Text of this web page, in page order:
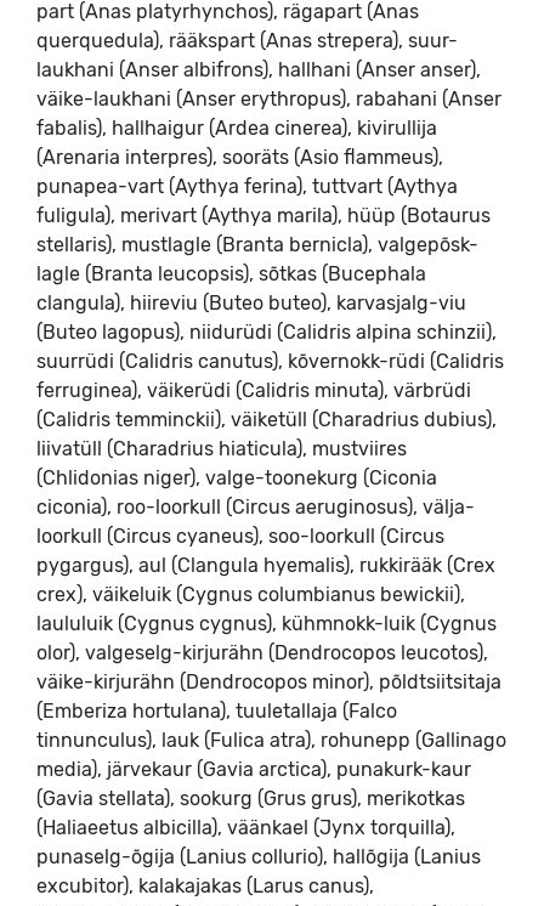
part (Anas platyrhynchos), rägapart (Anas
querquedula), rääkspart (Anas strepera), suur-
laukhani (Anser albifrons), hallhani (Anser anser),
väike-laukhani (Anser erythropus), rabahani (Anser
fabalis), hallhaigur (Ardea cinerea), kivirullija
(Arenaria interpres), sooräts (Asio flammeus),
punapea-vart (Aythya ferina), tuttvart (Aythya
fuligula), merivart (Aythya marila), hüüp (Botaurus
stellaris), mustlagle (Branta bernicla), valgepõsk-
lagle (Branta leucopsis), sõtkas (Bucephala
clangula), hiireviu (Buteo buteo), karvasjalg-viu
(Buteo lagopus), niidurüdi (Calidris alpina schinzii),
suurrüdi (Calidris canutus), kõvernokk-rüdi (Calidris
ferruginea), väikerüdi (Calidris minuta), värbrüdi
(Calidris temminckii), väiketüll (Charadrius dubius),
liivatüll (Charadrius hiaticula), mustviires
(Chlidonias niger), valge-toonekurg (Ciconia
ciconia), roo-loorkull (Circus aeruginosus), välja-
loorkull (Circus cyaneus), soo-loorkull (Circus
pygargus), aul (Clangula hyemalis), rukkirääk (Crex
crex), väikeluik (Cygnus columbianus bewickii),
laululuik (Cygnus cygnus), kühmnokk-luik (Cygnus
olor), valgeselg-kirjurähn (Dendrocopos leucotos),
väike-kirjurähn (Dendrocopos minor), põldtsiitsitaja
(Emberiza hortulana), tuuletallaja (Falco
tinnunculus), lauk (Fulica atra), rohunepp (Gallinago
media), järvekaur (Gavia arctica), punakurk-kaur
(Gavia stellata), sookurg (Grus grus), merikotkas
(Haliaeetus albicilla), väänkael (Jynx torquilla),
punaselg-õgija (Lanius collurio), hallõgija (Lanius
excubitor), kalakajakas (Larus canus),